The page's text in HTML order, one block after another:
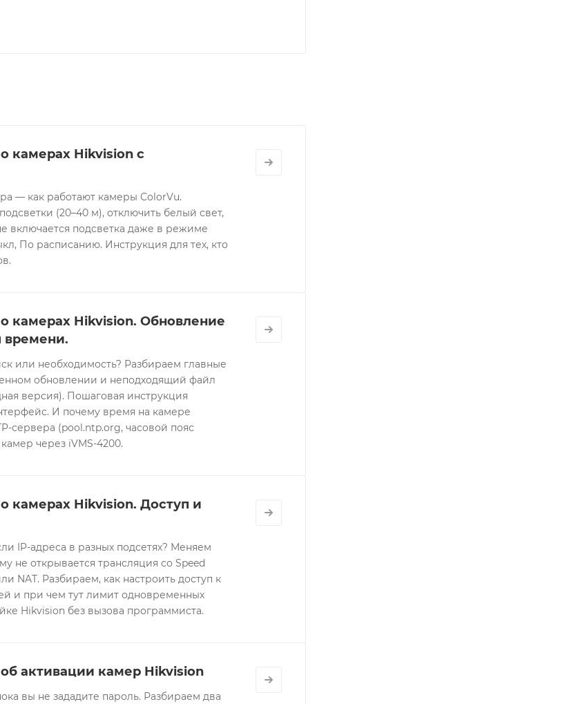
камерах Hikvision с
— как работают камеры ColorVu.
(20–40 м), отключить белый свет,
включается подсветка даже в режиме
По расписанию. Инструкция для тех, кто
камерах Hikvision. Обновление
времени.
или необходимость? Разбираем главные
обновлении и неподходящий файл
версия). Пошаговая инструкция
И почему время на камере
сервера (pool.ntp.org, часовой пояс
через iVMS-4200.
камерах Hikvision. Доступ и
IP-адреса в разных подсетях? Меняем
не открывается трансляция со Speed
NAT. Разбираем, как настроить доступ к
и при чем тут лимит одновременных
Hikvision без вызова программиста.
активации камер Hikvision
вы не зададите пароль. Разбираем два